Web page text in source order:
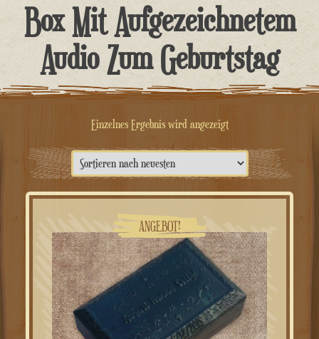
Box Mit Aufgezeichnetem
Audio Zum Geburtstag
Einzelnes Ergebnis wird angezeigt
ANGEBOT!